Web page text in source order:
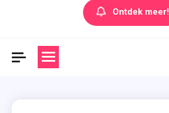
Ontdek meer!